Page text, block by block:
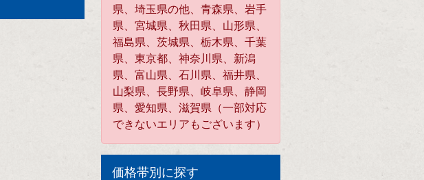
県、埼玉県の他、青森県、岩手
県、宮城県、秋田県、山形県、
福島県、茨城県、栃木県、千葉
県、東京都、神奈川県、新潟
県、富山県、石川県、福井県、
山梨県、長野県、岐阜県、静岡
県、愛知県、滋賀県（一部対応
できないエリアもございます）
価格帯別に探す